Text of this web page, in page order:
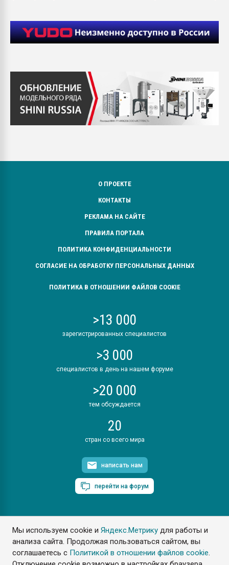
Мы используем cookie иЯндекс.Метрику для работы и
анализа сайта. Продолжая пользоваться сайтом, вы
соглашаетесь с Политикой в отношении файлов cookie.
О ПРОЕКТЕ
КОНТАКТЫ
РЕКЛАМА НА САЙТЕ
ПРАВИЛА ПОРТАЛА
ПОЛИТИКА КОНФИДЕНЦИАЛЬНОСТИ
СОГЛАСИЕ НА ОБРАБОТКУ ПЕРСОНАЛЬНЫХ ДАННЫХ
ПОЛИТИКА В ОТНОШЕНИИ ФАЙЛОВ COOKIE
>13 000
зарегистрированных специалистов
>3 000
специалистов в день на нашем форуме
>20 000
тем обсуждается
20
стран со всего мира
написать нам
перейти на форум
ПластЭксперт © 2006. Все права защищены
Разрешается копирование материалов сайта с обязательной
ссылкой на www.e-plastic.ru
Разработка сайта